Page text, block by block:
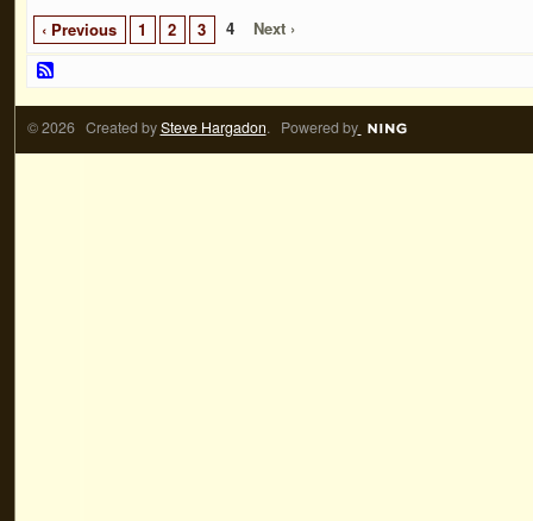
‹ Previous
1 2 3 4 Next ›
© 2026 Created bySteve Hargadon. Powered by